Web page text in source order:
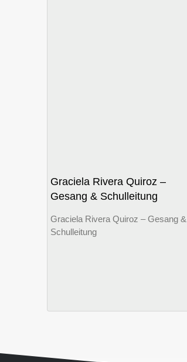
Graciela Rivera Quiroz –
Gesang & Schulleitung
Graciela Rivera Quiroz – Gesang &
Schulleitung